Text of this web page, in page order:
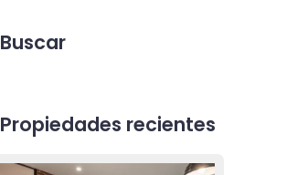
Buscar
Propiedades recientes